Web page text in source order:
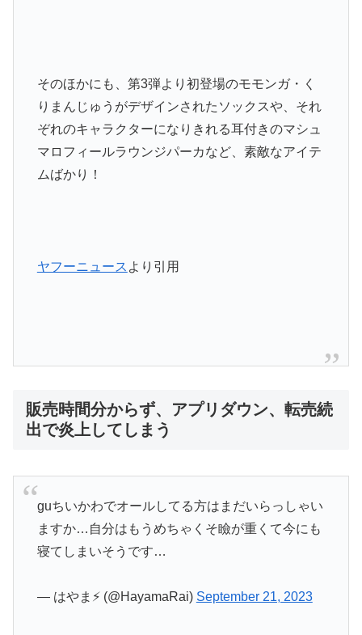
そのほかにも、第3弾より初登場のモモンガ・く
りまんじゅうがデザインされたソックスや、それ
ぞれのキャラクターになりきれる耳付きのマシュ
マロフィールラウンジパーカなど、素敵なアイテ
ムばかり！
ヤフーニュース より引用
販売時間分からず、アプリダウン、転売続
出で炎上してしまう
guちいかわでオールしてる方はまだいらっしゃい
ますか…自分はもうめちゃくそ瞼が重くて今にも
寝てしまいそうです…
— はやま⚡️ (@HayamaRai) September 21, 2023